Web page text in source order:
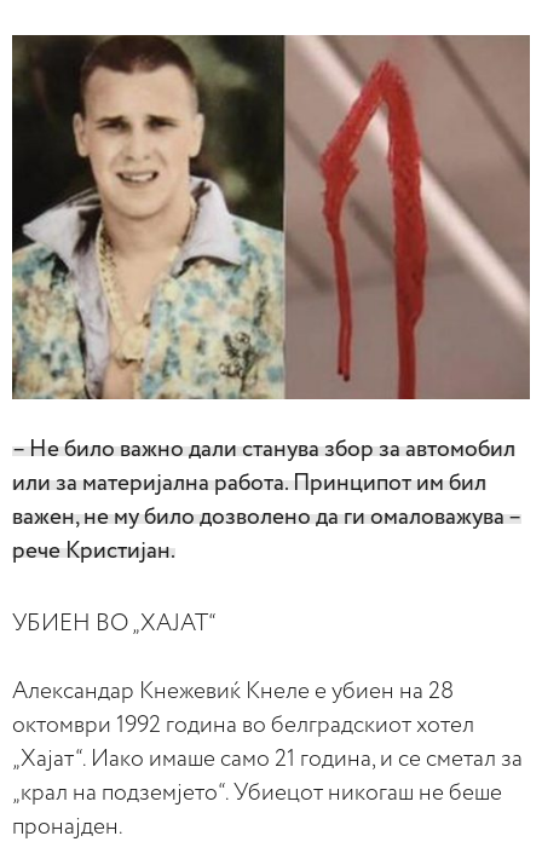
– Не било важно дали станува збор за автомобил
или за материјална работа. Принципот им бил
важен, не му било дозволено да ги омаловажува –
рече Кристијан.
УБИЕН ВО „ХАЈАТ“
Александар Кнежевиќ Кнеле е убиен на 28
октомври 1992 година во белградскиот хотел
„Хајат“. Иако имаше само 21 година, и се сметал за
„крал на подземјето“. Убиецот никогаш не беше
пронајден.